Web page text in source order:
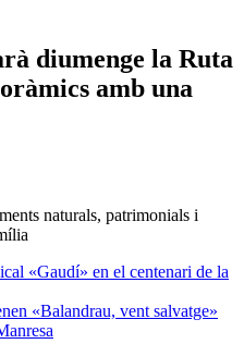
diumenge la Ruta
amb una
naturals, patrimonials i
«Gaudí» en el centenari de la
«Balandrau, vent salvatge»